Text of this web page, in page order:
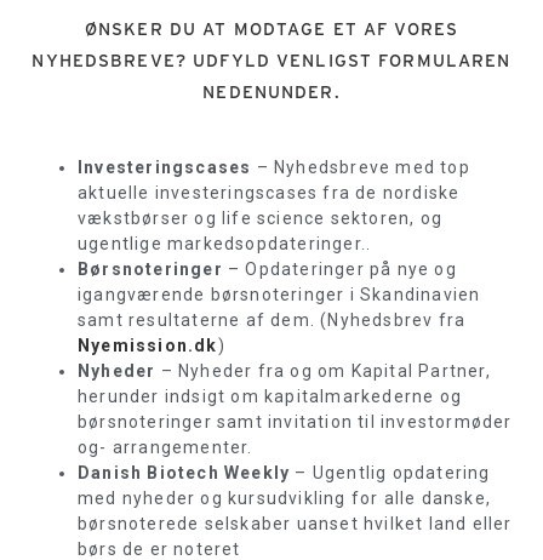
ØNSKER DU AT MODTAGE ET AF VORES
NYHEDSBREVE? UDFYLD VENLIGST FORMULAREN
NEDENUNDER.
Investeringscases – Nyhedsbreve med top
aktuelle investeringscases fra de nordiske
vækstbørser og life science sektoren, og
ugentlige markedsopdateringer..
Børsnoteringer – Opdateringer på nye og
igangværende børsnoteringer i Skandinavien
samt resultaterne af dem. (Nyhedsbrev fra
Nyemission.dk)
Nyheder – Nyheder fra og om Kapital Partner,
herunder indsigt om kapitalmarkederne og
børsnoteringer samt invitation til investormøder
og- arrangementer.
Danish Biotech Weekly – Ugentlig opdatering
med nyheder og kursudvikling for alle danske,
børsnoterede selskaber uanset hvilket land eller
børs de er noteret